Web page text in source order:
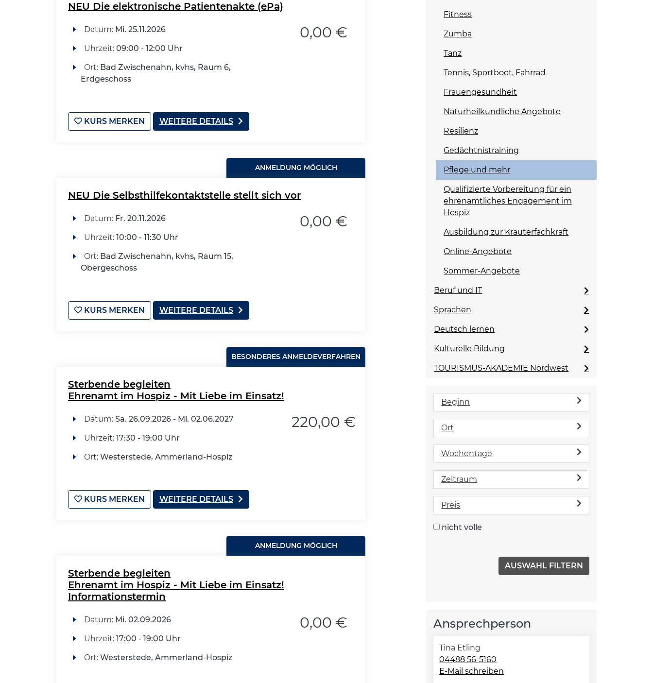
NEU Die elektronische Patientenakte (ePa)
Datum: Mi. 25.11.2026
Uhrzeit: 09:00 - 12:00 Uhr
Ort: Bad Zwischenahn, kvhs, Raum 6,
Erdgeschoss
0,00 €
KURS MERKEN WEITERE DETAILS
ANMELDUNG MÖGLICH
NEU Die Selbsthilfekontaktstelle stellt sich vor
Datum: Fr. 20.11.2026
Uhrzeit: 10:00 - 11:30 Uhr
Ort: Bad Zwischenahn, kvhs, Raum 15,
Obergeschoss
0,00 €
KURS MERKEN WEITERE DETAILS
BESONDERES ANMELDEVERFAHREN
Sterbende begleiten
Ehrenamt im Hospiz - Mit Liebe im Einsatz!
Datum: Sa. 26.09.2026 - Mi. 02.06.2027
Uhrzeit: 17:30 - 19:00 Uhr
Ort: Westerstede, Ammerland-Hospiz
220,00 €
KURS MERKEN WEITERE DETAILS
ANMELDUNG MÖGLICH
Sterbende begleiten
Ehrenamt im Hospiz - Mit Liebe im Einsatz!
Informationstermin
Datum: Mi. 02.09.2026
Uhrzeit: 17:00 - 19:00 Uhr
Ort: Westerstede, Ammerland-Hospiz
0,00 €
Fitness
Zumba
Tanz
Tennis, Sportboot, Fahrrad
Frauengesundheit
Naturheilkundliche Angebote
Resilienz
Gedächtnistraining
Pflege und mehr
Qualifizierte Vorbereitung für ein
ehrenamtliches Engagement im
Hospiz
Ausbildung zur Kräuterfachkraft
Online-Angebote
Sommer-Angebote
Beruf und IT
Sprachen
Deutsch lernen
Kulturelle Bildung
TOURISMUS-AKADEMIE Nordwest
Beginn
Ort
Wochentage
Zeitraum
Preis
nicht volle
Ansprechperson
Tina Etling
04488 56-5160
E-Mail schreiben